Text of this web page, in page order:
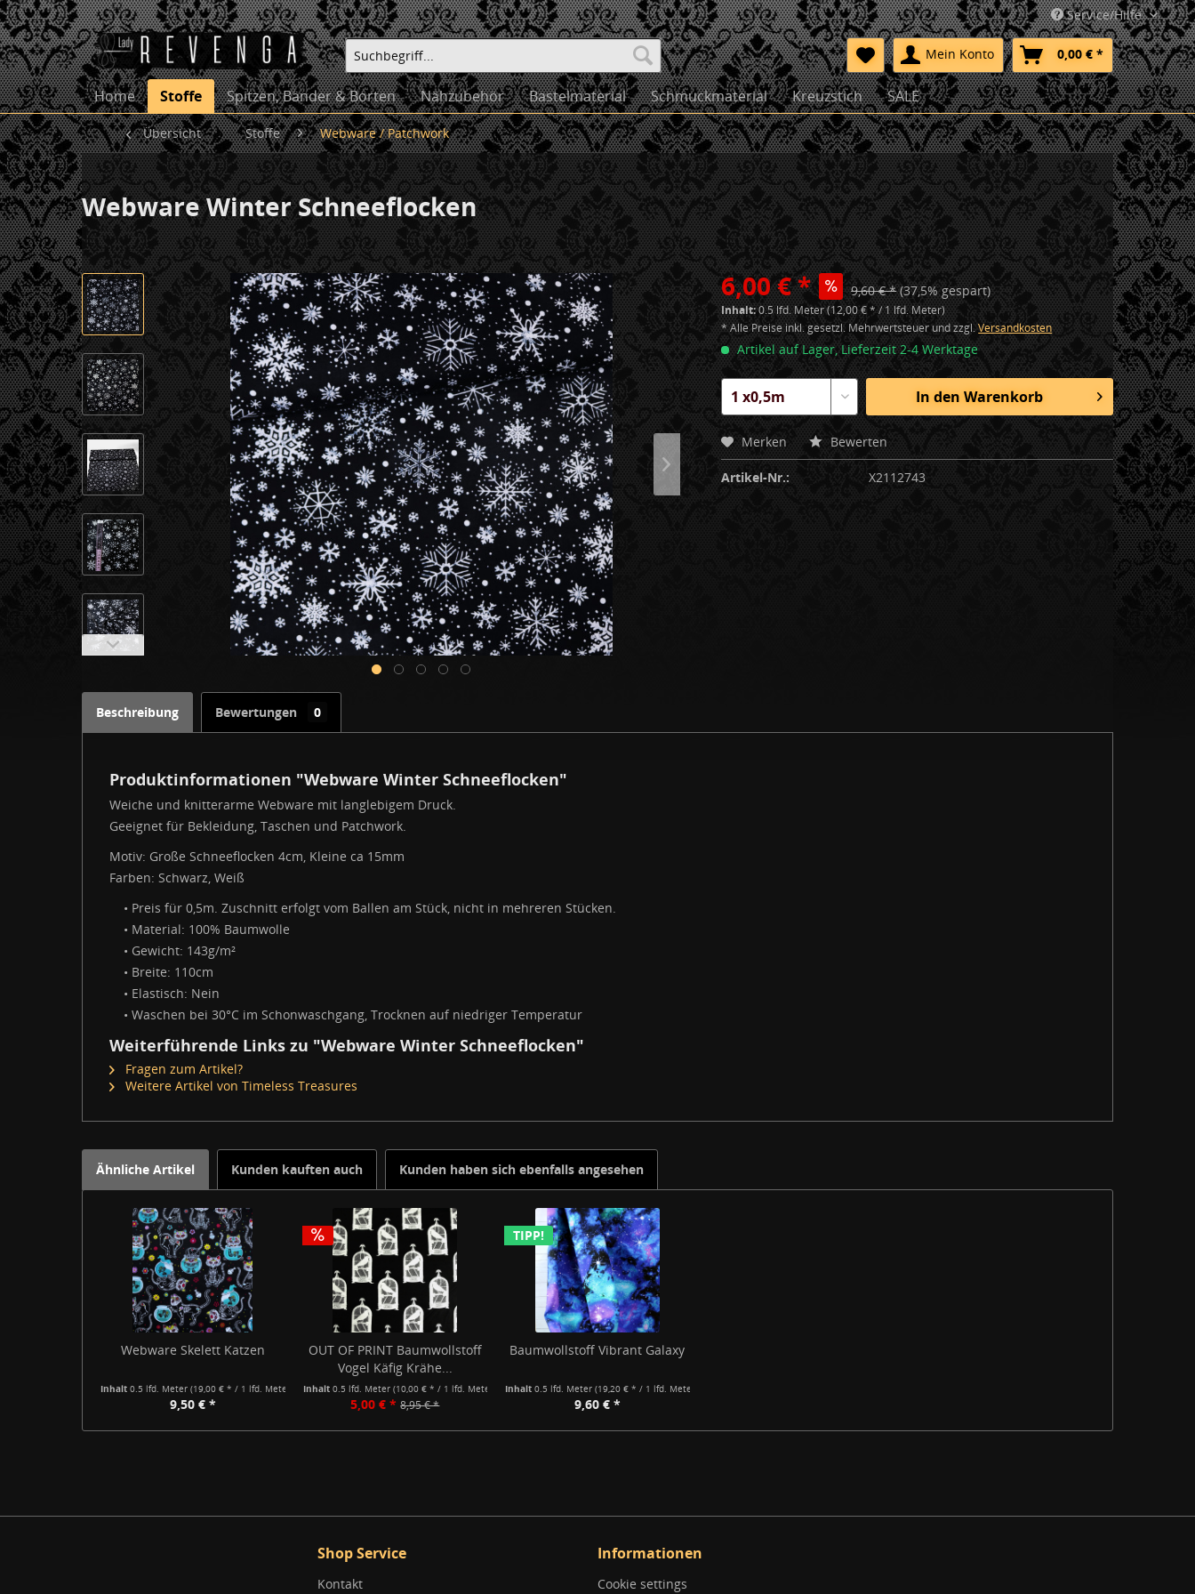
Service/Hilfe
Mein Konto 0,00 € *
Home Stoffe Spitzen, Bänder & Borten Nähzubehör Bastelmaterial Schmuckmaterial Kreuzstich SALE
Übersicht Stoffe Webware / Patchwork
Webware Winter Schneeflocken
6,00 € * 9,60 € * (37,5% gespart)
Inhalt:0.5 lfd. Meter (12,00 € * / 1 lfd. Meter)
* Alle Preise inkl. gesetzl. Mehrwertsteuer und zzgl.Versandkosten
Artikel auf Lager, Lieferzeit 2-4 Werktage
In den Warenkorb
Merken Bewerten
Artikel-Nr.: X2112743
Beschreibung Bewertungen 0
Produktinformationen "Webware Winter Schneeflocken"
Weiche und knitterarme Webware mit langlebigem Druck.
Geeignet für Bekleidung, Taschen und Patchwork.
Motiv: Große Schneeflocken 4cm, Kleine ca 15mm
Farben: Schwarz, Weiß
• Preis für 0,5m. Zuschnitt erfolgt vom Ballen am Stück, nicht in mehreren Stücken.
• Material: 100% Baumwolle
• Gewicht: 143g/m²
• Breite: 110cm
• Elastisch: Nein
• Waschen bei 30°C im Schonwaschgang, Trocknen auf niedriger Temperatur
Weiterführende Links zu "Webware Winter Schneeflocken"
Fragen zum Artikel?
Weitere Artikel von Timeless Treasures
Ähnliche Artikel Kunden kauften auch Kunden haben sich ebenfalls angesehen
Webware Skelett Katzen
Inhalt 0.5 lfd. Meter (19,00 € * / 1 lfd. Meter)
9,50 € *
OUT OF PRINT Baumwollstoff
Vogel Käfig Krähe...
Inhalt 0.5 lfd. Meter (10,00 € * / 1 lfd. Meter)
5,00 € * 8,95 € *
TIPP!
Baumwollstoff Vibrant Galaxy
Inhalt0.5 lfd. Meter(19,20 € * / 1 lfd. Meter)
9,60 € *
Shop Service
Kontakt
Informationen
Cookie settings